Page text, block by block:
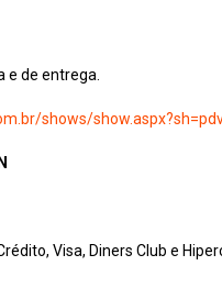
e de entrega.
shows/
Visa, Diners Club e